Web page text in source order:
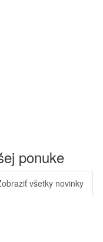
ponuke
všetky novinky